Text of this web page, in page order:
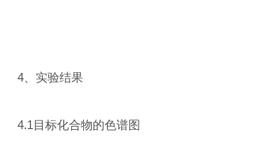
4、实验结果
4.1目标化合物的色谱图